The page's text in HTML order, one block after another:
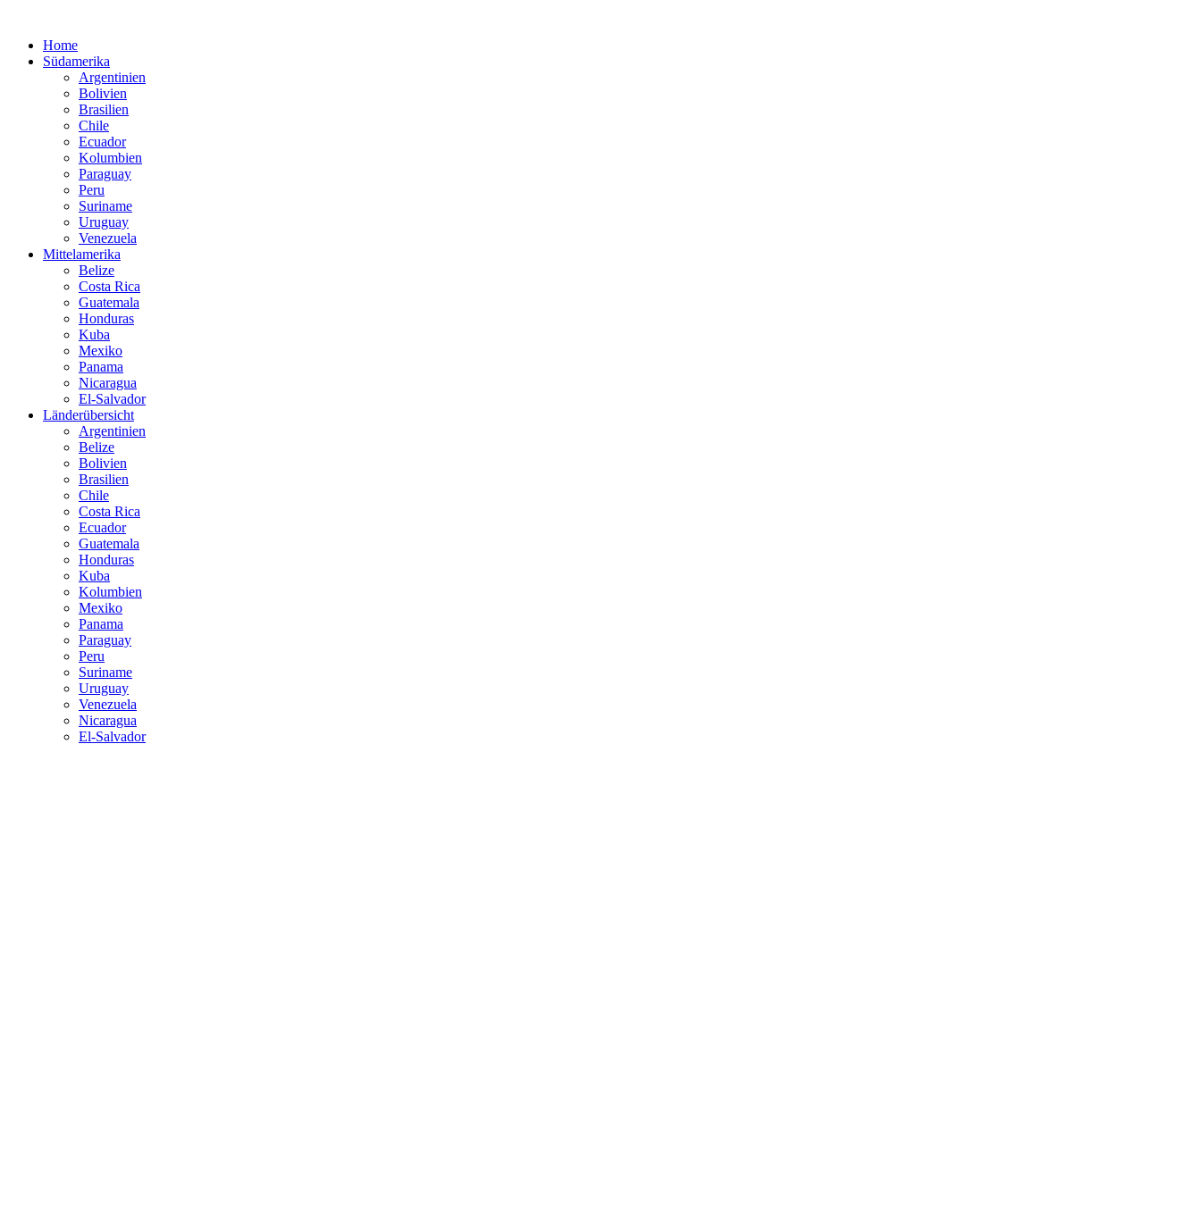
Home
Südamerika
Argentinien
Bolivien
Brasilien
Chile
Ecuador
Kolumbien
Paraguay
Peru
Suriname
Uruguay
Venezuela
Mittelamerika
Belize
Costa Rica
Guatemala
Honduras
Kuba
Mexiko
Panama
Nicaragua
El-Salvador
Länderübersicht
Argentinien
Belize
Bolivien
Brasilien
Chile
Costa Rica
Ecuador
Guatemala
Honduras
Kuba
Kolumbien
Mexiko
Panama
Paraguay
Peru
Suriname
Uruguay
Venezuela
Nicaragua
El-Salvador